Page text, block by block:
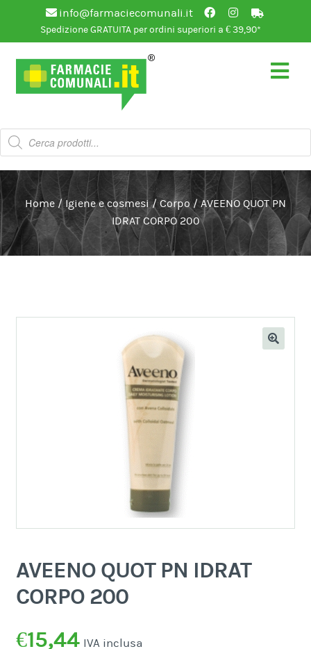
info@farmaciecomunali.it
Spedizione GRATUITA per ordini superiori a € 39,90*
Vai
alla
navigazione
Vai
al
contenuto
Products
search
Home / Igiene e cosmesi / Corpo / AVEENO QUOT PN
IDRAT CORPO 200
AVEENO QUOT PN IDRAT
CORPO 200
€15,44 IVA inclusa